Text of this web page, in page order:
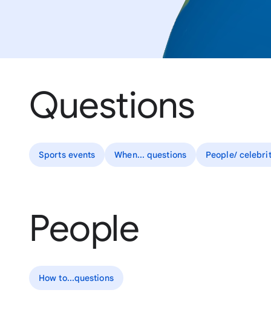
Questions
Sports events When... questions People/
People
How to...questions